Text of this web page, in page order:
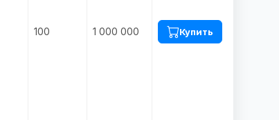
100 1 000 000 Купить